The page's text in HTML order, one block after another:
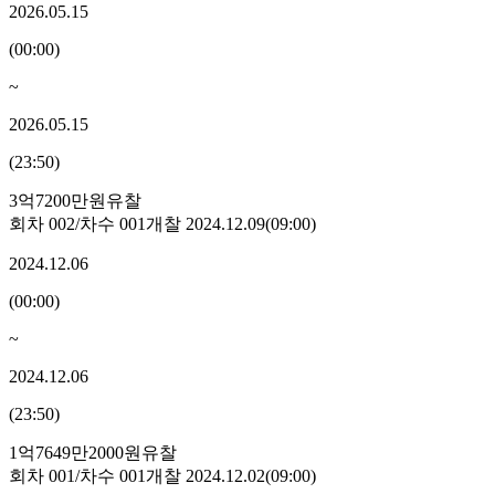
2026.05.15
(00:00)
~
2026.05.15
(23:50)
3억7200만원 유찰
회차 002/차수 001개찰 2024.12.09(09:00)
2024.12.06
(00:00)
~
2024.12.06
(23:50)
1억7649만2000원 유찰
회차 001/차수 001개찰 2024.12.02(09:00)